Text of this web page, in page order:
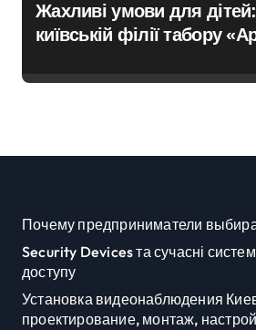
Жахливі умови для
київській філії табору
плісняву та гнилі фрукти
Почему предприниматели
Security Devices та сучасні
доступу
Установка видеонаблюдения
проектирование, монтаж,